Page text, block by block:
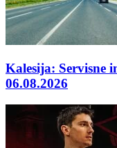
Kalesija: Servisne
06.08.2026